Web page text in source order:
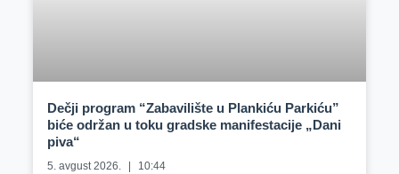
Dečji program “Zabavilište u Plankiću Parkiću”
biće održan u toku gradske manifestacije „Dani
piva“
5. avgust 2026. 10:44